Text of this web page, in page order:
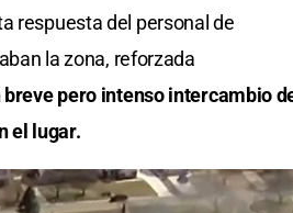
respuesta del personal de
la zona, reforzada
breve pero intenso intercambio
el lugar.